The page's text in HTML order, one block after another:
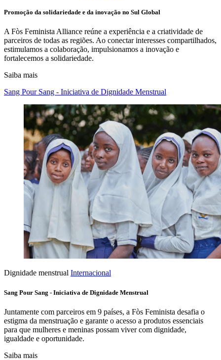
Promoção da solidariedade e da inovação no Sul Global
A Fòs Feminista Alliance reúne a experiência e a criatividade de
parceiros de todas as regiões. Ao conectar interesses compartilhados,
estimulamos a colaboração, impulsionamos a inovação e
fortalecemos a solidariedade.
Saiba mais
Sang Pour Sang - Iniciativa de Dignidade Menstrual
Dignidade menstrual Internacional
Sang Pour Sang - Iniciativa de Dignidade Menstrual
Juntamente com parceiros em 9 países, a Fòs Feminista desafia o
estigma da menstruação e garante o acesso a produtos essenciais
para que mulheres e meninas possam viver com dignidade,
igualdade e oportunidade.
Saiba mais